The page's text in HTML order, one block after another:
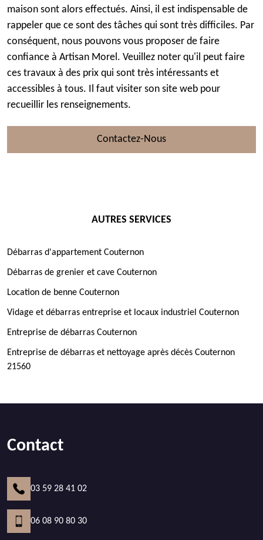
maison sont alors effectués. Ainsi, il est indispensable de
rappeler que ce sont des tâches qui sont très difficiles. Par
conséquent, nous pouvons vous proposer de faire
confiance à Artisan Morel. Veuillez noter qu'il peut faire
ces travaux à des prix qui sont très intéressants et
accessibles à tous. Il faut visiter son site web pour
recueillir les renseignements.
Contactez-Nous
AUTRES SERVICES
Débarras d'appartement Couternon
Débarras de grenier et cave Couternon
Location de benne Couternon
Vidage et débarras entreprise et locaux industriel Couternon
Entreprise de débarras Couternon
Entreprise de débarras et nettoyage après décès Couternon
21560
Contact
03 59 28 41 02
06 08 90 80 30